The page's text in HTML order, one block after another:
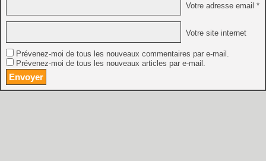
Votre adresse email *
Votre site internet
Prévenez-moi de tous les nouveaux commentaires par e-mail.
Prévenez-moi de tous les nouveaux articles par e-mail.